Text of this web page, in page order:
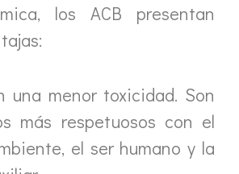
los ACB presentan
una menor toxicidad. Son
más respetuosos con el
el ser humano y la